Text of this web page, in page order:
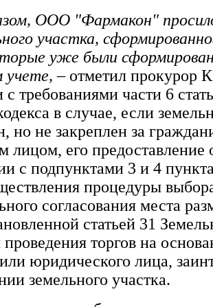
ООО "Фармакон"
участка,
уже были
учете,– отметил
с требованиями части 6
в случае, если
но не закреплен за
лицом, его предоставление
с подпунктами 3 и 4
процедуры
согласования места
статьей 31
торгов на
юридического лица,
земельного участка.